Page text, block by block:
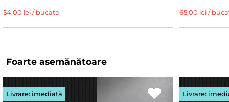
54,00 lei / bucata 65,00 lei /
Foarte asemănătoare
Livrare: imediată Livrare: